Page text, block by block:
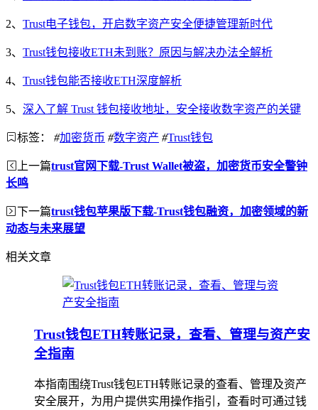
2、 Trust电子钱包，开启数字资产安全便捷管理新时代
3、 Trust钱包接收ETH未到账？原因与解决办法全解析
4、 Trust钱包能否接收ETH深度解析
5、 深入了解 Trust 钱包接收地址，安全接收数字资产的关键
标签： #加密货币 #数字资产 #Trust钱包
上一篇trust官网下载-Trust Wallet被盗，加密货币安全警钟
长鸣
下一篇trust钱包苹果版下载-Trust钱包融资，加密领域的新
动态与未来展望
相关文章
Trust钱包ETH转账记录，查看、管理与资产安
全指南
本指南围绕Trust钱包ETH转账记录的查看、管理及资产
安全展开，为用户提供实用操作指引，查看时可通过钱